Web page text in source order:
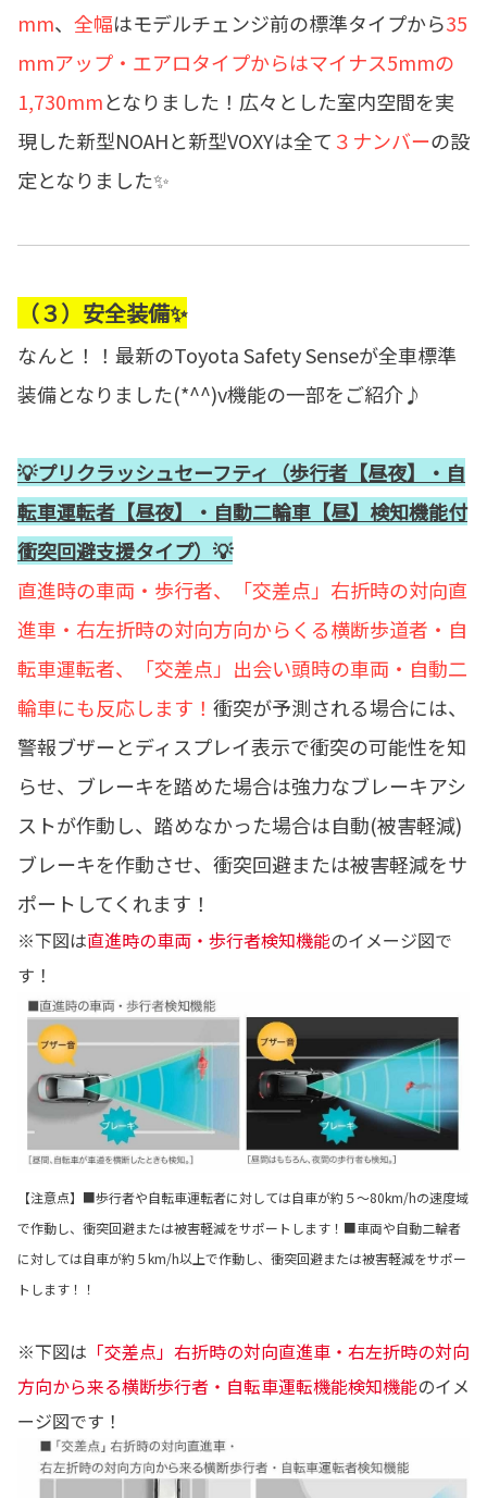
mm、 全幅はモデルチェンジ前の標準タイプから35
mmアップ・エアロタイプからはマイナス5mmの
1,730mmとなりました！広々とした室内空間を実
現した新型NOAHと新型VOXYは全て ３ナンバーの設
定となりました✨
（３）安全装備✨
なんと！！最新のToyota Safety Senseが全車標準
装備となりました(*^^)v機能の一部をご紹介♪
💡プリクラッシュセーフティ（歩行者【昼夜】・自
転車運転者【昼夜】・自動二輪車【昼】検知機能付
衝突回避支援タイプ）💡
直進時の車両・歩行者、「交差点」右折時の対向直
進車・右左折時の対向方向からくる横断歩道者・自
転車運転者、「交差点」出会い頭時の車両・自動二
輪車にも反応します！ 衝突が予測される場合には、
警報ブザーとディスプレイ表示で衝突の可能性を知
らせ、ブレーキを踏めた場合は強力なブレーキアシ
ストが作動し、踏めなかった場合は自動(被害軽減)
ブレーキを作動させ、衝突回避または被害軽減をサ
ポートしてくれます！
※下図は直進時の車両・歩行者検知機能のイメージ図で
す！
【注意点】■歩行者や自転車運転者に対しては自車が約５～80km/hの速度域
で作動し、衝突回避または被害軽減をサポートします！■車両や自動二輪者
に対しては自車が約５km/h以上で作動し、衝突回避または被害軽減をサポー
トします！！
※下図は 「交差点」右折時の対向直進車・右左折時の対向
方向から来る横断歩行者・自転車運転機能検知機能のイメ
ージ図です！